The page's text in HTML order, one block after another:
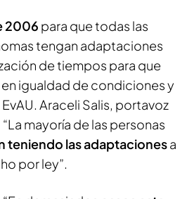
2006 para que todas las
tengan adaptaciones
de tiempos para que
igualdad de condiciones y
Araceli Salis, portavoz
mayoría de las personas
teniendo las adaptacionesa
por ley”.